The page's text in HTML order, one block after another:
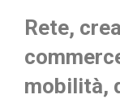
Rete,
mobilità,